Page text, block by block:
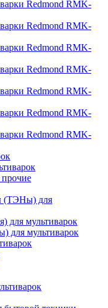
Redmond RMK-
Redmond RMK-
Redmond RMK-
Redmond RMK-
Redmond RMK-
Redmond RMK-
Redmond RMK-
прочие
(ТЭНы) для
для мультиварок
для мультиварок